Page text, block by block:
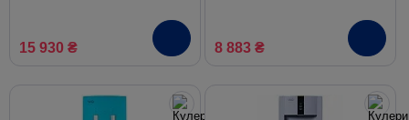
15 930 ₴ 8 883 ₴